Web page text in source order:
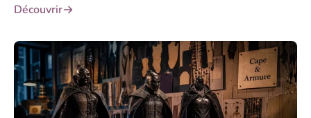
Découvrir